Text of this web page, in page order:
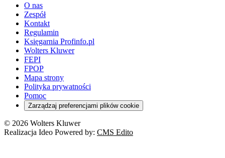
O nas
Zespół
Kontakt
Regulamin
Księgarnia Profinfo.pl
Wolters Kluwer
FEPI
FPOP
Mapa strony
Polityka prywatności
Pomoc
Zarządzaj preferencjami plików cookie
© 2026 Wolters Kluwer
Realizacja Ideo Powered by: CMS Edito